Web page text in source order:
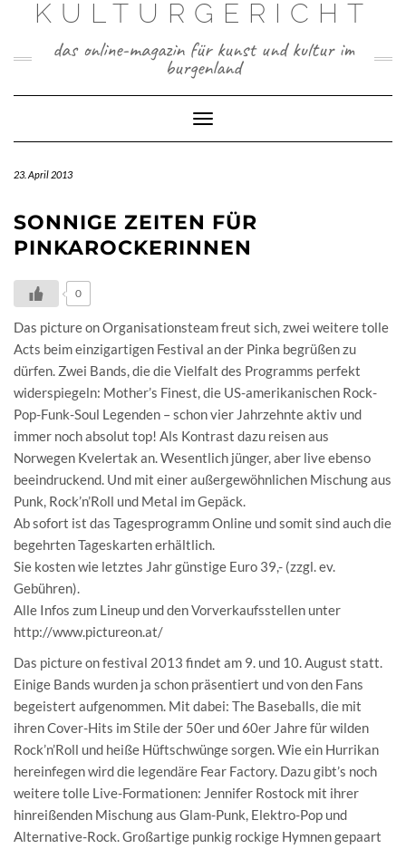
KULTURGERICHT
das online-magazin für kunst und kultur im
burgenland
Toggle
Navigation
23. April 2013
SONNIGE ZEITEN FÜR
PINKAROCKERINNEN
0
Das picture on Organisationsteam freut sich, zwei weitere tolle
Acts beim einzigartigen Festival an der Pinka begrüßen zu
dürfen. Zwei Bands, die die Vielfalt des Programms perfekt
widerspiegeln: Mother’s Finest, die US-amerikanischen Rock-
Pop-Funk-Soul Legenden – schon vier Jahrzehnte aktiv und
immer noch absolut top! Als Kontrast dazu reisen aus
Norwegen Kvelertak an. Wesentlich jünger, aber live ebenso
beeindruckend. Und mit einer außergewöhnlichen Mischung aus
Punk, Rock’n’Roll und Metal im Gepäck.
Ab sofort ist das Tagesprogramm Online und somit sind auch die
begehrten Tageskarten erhältlich.
Sie kosten wie letztes Jahr günstige Euro 39,- (zzgl. ev.
Gebühren).
Alle Infos zum Lineup und den Vorverkaufsstellen unter
http://www.pictureon.at/
Das picture on festival 2013 findet am 9. und 10. August statt.
Einige Bands wurden ja schon präsentiert und von den Fans
begeistert aufgenommen. Mit dabei: The Baseballs, die mit
ihren Cover-Hits im Stile der 50er und 60er Jahre für wilden
Rock’n’Roll und heiße Hüftschwünge sorgen. Wie ein Hurrikan
hereinfegen wird die legendäre Fear Factory. Dazu gibt’s noch
weitere tolle Live-Formationen: Jennifer Rostock mit ihrer
hinreißenden Mischung aus Glam-Punk, Elektro-Pop und
Alternative-Rock. Großartige punkig rockige Hymnen gepaart